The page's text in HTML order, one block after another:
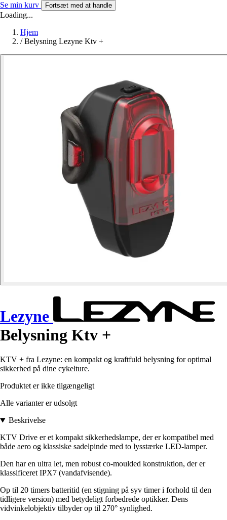
Se min kurv Fortsæt med at handle
Loading...
Hjem
/ Belysning Lezyne Ktv +
Lezyne
Belysning Ktv +
KTV + fra Lezyne: en kompakt og kraftfuld belysning for optimal
sikkerhed på dine cykelture.
Produktet er ikke tilgængeligt
Alle varianter er udsolgt
Beskrivelse
KTV Drive er et kompakt sikkerhedslampe, der er kompatibel med
både aero og klassiske sadelpinde med to lysstærke LED-lamper.
Den har en ultra let, men robust co-moulded konstruktion, der er
klassificeret IPX7 (vandafvisende).
Op til 20 timers batteritid (en stigning på syv timer i forhold til den
tidligere version) med betydeligt forbedrede optikker. Dens
vidvinkelobjektiv tilbyder op til 270° synlighed.